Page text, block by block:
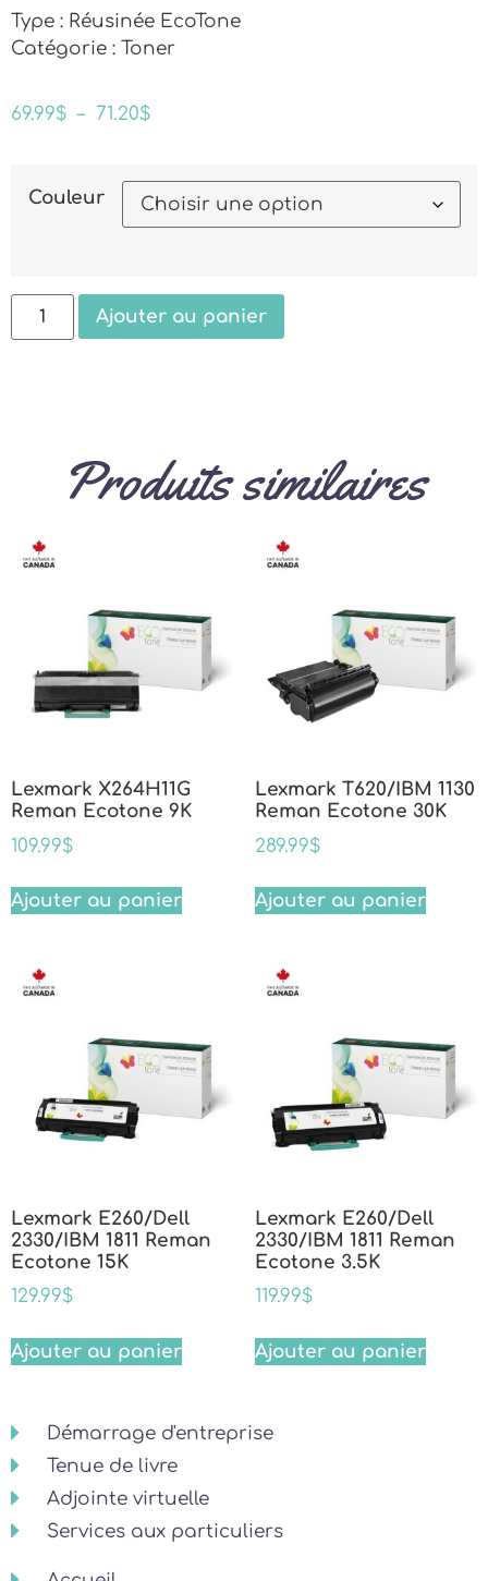
Type : Réusinée EcoTone
Catégorie : Toner
69.99$ – 71.20$
Couleur
Ajouter au panier
Produits similaires
Lexmark X264H11G
Reman Ecotone 9K
109.99$
Ajouter au panier
Lexmark T620/IBM 1130
Reman Ecotone 30K
289.99$
Ajouter au panier
Lexmark E260/Dell
2330/IBM 1811 Reman
Ecotone 15K
129.99$
Ajouter au panier
Lexmark E260/Dell
2330/IBM 1811 Reman
Ecotone 3.5K
119.99$
Ajouter au panier
Démarrage d'entreprise
Tenue de livre
Adjointe virtuelle
Services aux particuliers